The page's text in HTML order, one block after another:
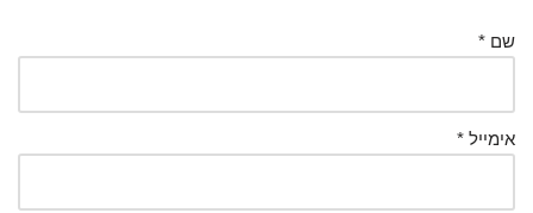
שם *
אימייל *